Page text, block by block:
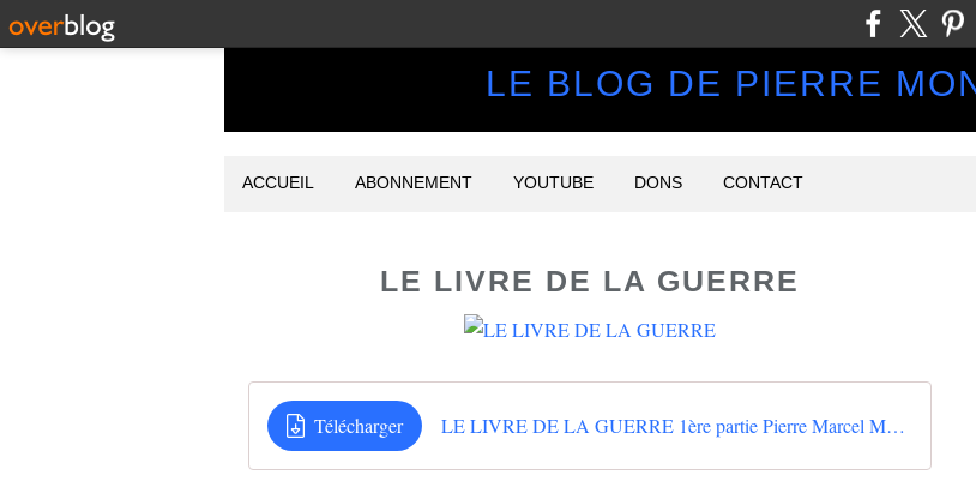
LE BLOG DE PIERRE
ACCUEIL ABONNEMENT YOUTUBE DONS CONTACT
LE LIVRE DE LA GUERRE
Télécharger LE LIVRE DE LA GUERRE 1ère partie Pierre Marcel Montmory Éditeur